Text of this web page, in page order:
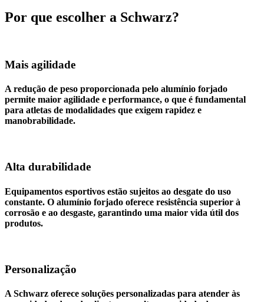
Por que escolher a Schwarz?
Mais agilidade
A redução de peso proporcionada pelo alumínio forjado
permite maior agilidade e performance, o que é fundamental
para atletas de modalidades que exigem rapidez e
manobrabilidade.
Alta durabilidade
Equipamentos esportivos estão sujeitos ao desgate do uso
constante. O alumínio forjado oferece resistência superior à
corrosão e ao desgaste, garantindo uma maior vida útil dos
produtos.
Personalização
A Schwarz oferece soluções personalizadas para atender às